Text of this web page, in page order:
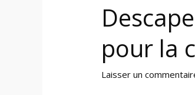
pour la
Laisser un